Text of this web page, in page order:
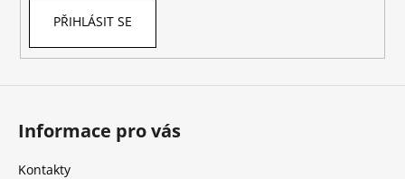
PŘIHLÁSIT SE
Informace pro vás
Kontakty